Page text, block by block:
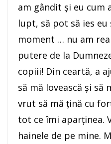
am gândit şi eu cum
lupt, să pot să ies
moment … nu am
putere de la
copiii! Din ceartă, a
să mă lovească şi să
vrut să mă ţină cu
tot ce îmi aparţinea.
hainele de pe mine.